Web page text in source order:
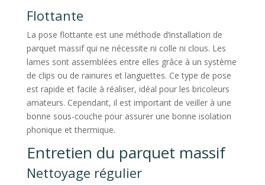
Flottante
La pose flottante est une méthode d’installation de
parquet massif qui ne nécessite ni colle ni clous. Les
lames sont assemblées entre elles grâce à un système
de clips ou de rainures et languettes. Ce type de pose
est rapide et facile à réaliser, idéal pour les bricoleurs
amateurs. Cependant, il est important de veiller à une
bonne sous-couche pour assurer une bonne isolation
phonique et thermique.
Entretien du parquet massif
Nettoyage régulier